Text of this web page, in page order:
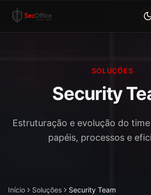
SOLUÇÕES
Security
Estruturação e evolução do
papéis, processos e
Início Soluções Security Team